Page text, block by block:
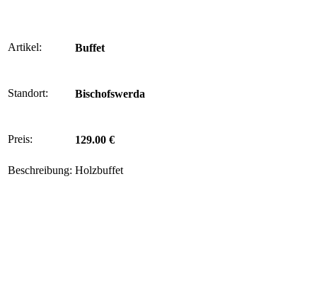
Artikel: Buffet
Standort: Bischofswerda
Preis: 129.00 €
Beschreibung: Holzbuffet